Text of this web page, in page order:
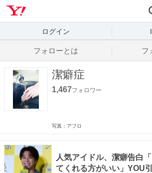
ログイン
フォローとは フ
潔癖症
1,467フォロワー
写真：アフロ
人気アイドル、潔癖告白
てくれる方がいい」YOU